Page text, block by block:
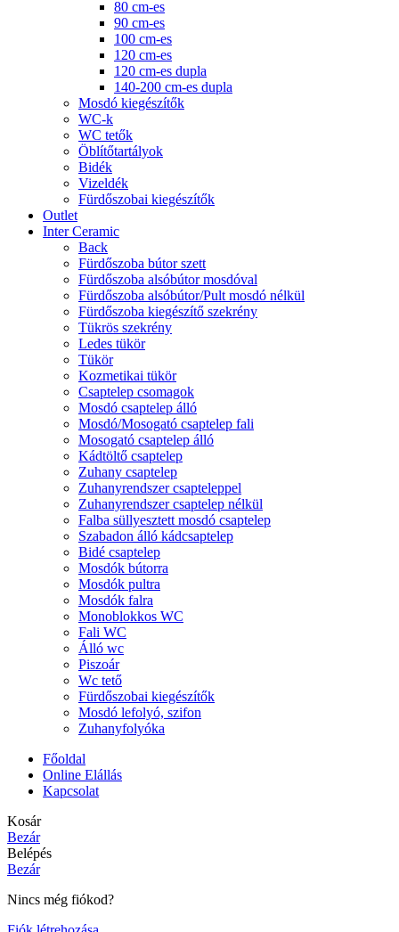
80 cm-es
90 cm-es
100 cm-es
120 cm-es
120 cm-es dupla
140-200 cm-es dupla
Mosdó kiegészítők
WC-k
WC tetők
Öblítőtartályok
Bidék
Vizeldék
Fürdőszobai kiegészítők
Outlet
Inter Ceramic
Back
Fürdőszoba bútor szett
Fürdőszoba alsóbútor mosdóval
Fürdőszoba alsóbútor/Pult mosdó nélkül
Fürdőszoba kiegészítő szekrény
Tükrös szekrény
Ledes tükör
Tükör
Kozmetikai tükör
Csaptelep csomagok
Mosdó csaptelep álló
Mosdó/Mosogató csaptelep fali
Mosogató csaptelep álló
Kádtöltő csaptelep
Zuhany csaptelep
Zuhanyrendszer csapteleppel
Zuhanyrendszer csaptelep nélkül
Falba süllyesztett mosdó csaptelep
Szabadon álló kádcsaptelep
Bidé csaptelep
Mosdók bútorra
Mosdók pultra
Mosdók falra
Monoblokkos WC
Fali WC
Álló wc
Piszoár
Wc tető
Fürdőszobai kiegészítők
Mosdó lefolyó, szifon
Zuhanyfolyóka
Főoldal
Online Elállás
Kapcsolat
Kosár
Bezár
Belépés
Bezár
Nincs még fiókod?